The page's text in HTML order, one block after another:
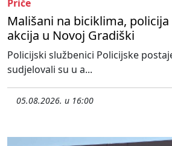
Priče
Mališani na biciklima,
akcija u Novoj Gradiški
Policijski službenici Policijske
sudjelovali su u a...
05.08.2026. u 16:00